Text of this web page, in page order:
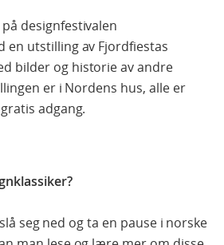
designfestivalen
en utstilling av Fjordfiestas
bilder og historie av andre
er i Nordens hus, alle er
adgang.
seg ned og ta en pause i norske